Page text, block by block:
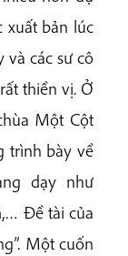
xuất bản lúc
và các sư cô
thiền vị. Ở
Một Cột
trình bày về
dạy như
Đề tài của
Một cuốn